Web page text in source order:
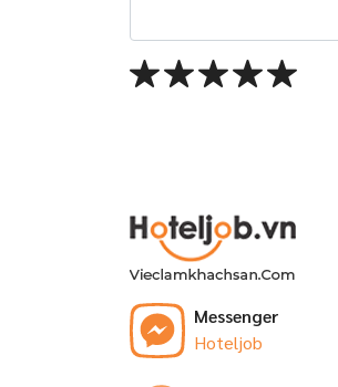
Messenger
Hoteljob